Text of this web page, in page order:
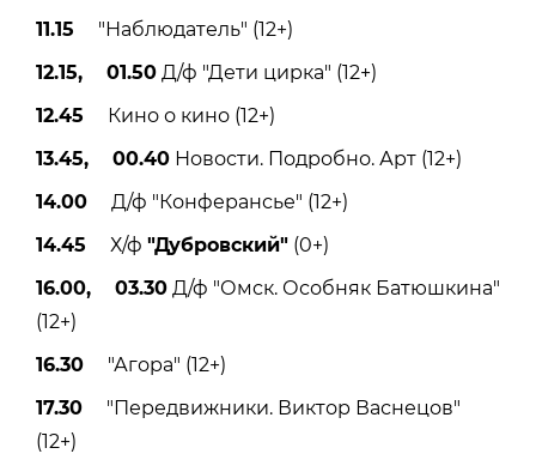
11.15 "Наблюдатель" (12+)
12.15, 01.50 Д/ф "Дети цирка" (12+)
12.45 Кино о кино (12+)
13.45, 00.40 Новости. Подробно. Арт (12+)
14.00 Д/ф "Конферансье" (12+)
14.45 Х/ф "Дубровский" (0+)
16.00, 03.30 Д/ф "Омск. Особняк Батюшкина"
(12+)
16.30 "Агора" (12+)
17.30 "Передвижники. Виктор Васнецов"
(12+)